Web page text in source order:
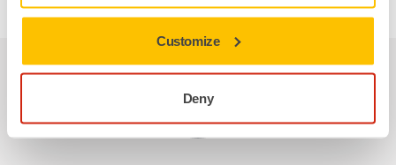
Customize
Deny